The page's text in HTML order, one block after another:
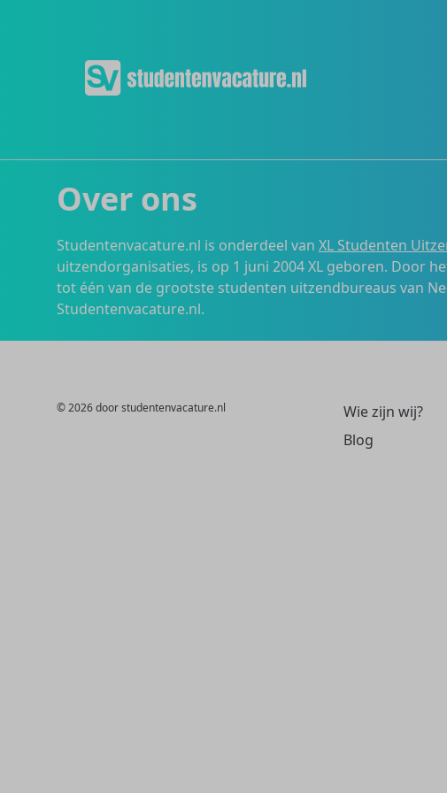
Over ons
Studentenvacature.nl is onderdeel van XL Studenten
uitzendorganisaties, is op 1 juni 2004 XL geboren. Door
tot één van de grootste studenten uitzendbureaus van
Studentenvacature.nl.
© 2026 door studentenvacature.nl
Wie zijn wij?
Blog